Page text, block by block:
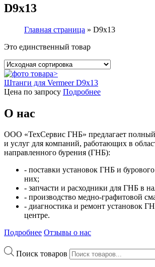
D9x13
Главная страница » D9x13
Это единственный товар
Штанги для Vermeer D9x13
Цена по запросу Подробнее
О нас
ООО «ТехСервис ГНБ» предлагает полный
и услуг для компаний, работающих в
направленного бурения (ГНБ):
- поставки установок ГНБ и
них;
- запчасти и расходники для ГНБ в
- производство медно-графитовой
- диагностика и ремонт установок
центре.
Подробнее Отзывы о нас
Поиск товаров